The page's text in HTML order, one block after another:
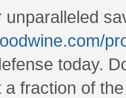
unparalleled
today.
a fraction of